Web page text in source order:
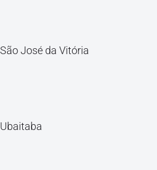
São José da Vitória
Ubaitaba